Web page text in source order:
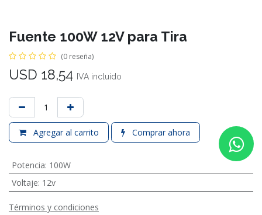
Fuente 100W 12V para Tira
(0 reseña)
USD 18,54 IVA incluido
Agregar al carrito Comprar ahora
Potencia: 100W
Voltaje: 12v
Términos y condiciones